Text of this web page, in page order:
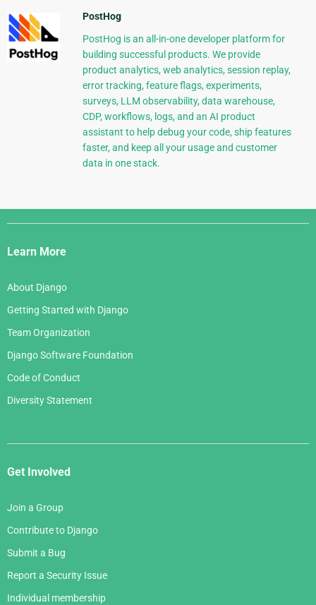
PostHog
PostHog is an all-in-one developer platform for
building successful products. We provide
product analytics, web analytics, session replay,
error tracking, feature flags, experiments,
surveys, LLM observability, data warehouse,
CDP, workflows, logs, and an AI product
assistant to help debug your code, ship features
faster, and keep all your usage and customer
data in one stack.
Django
Links
Learn More
About Django
Getting Started with Django
Team Organization
Django Software Foundation
Code of Conduct
Diversity Statement
Get Involved
Join a Group
Contribute to Django
Submit a Bug
Report a Security Issue
Individual membership